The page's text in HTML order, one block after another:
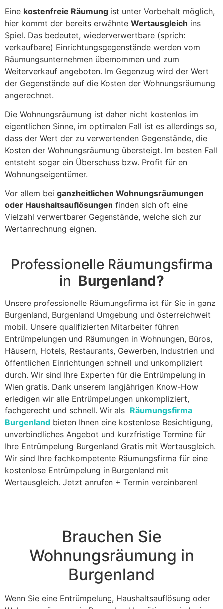
Eine kostenfreie Räumung ist unter Vorbehalt möglich,
hier kommt der bereits erwähnte Wertausgleich ins
Spiel. Das bedeutet, wiederverwertbare (sprich:
verkaufbare) Einrichtungsgegenstände werden vom
Räumungsunternehmen übernommen und zum
Weiterverkauf angeboten. Im Gegenzug wird der Wert
der Gegenstände auf die Kosten der Wohnungsräumung
angerechnet.
Die Wohnungsräumung ist daher nicht kostenlos im
eigentlichen Sinne, im optimalen Fall ist es allerdings so,
dass der Wert der zu verwertenden Gegenstände, die
Kosten der Wohnungsräumung übersteigt. Im besten Fall
entsteht sogar ein Überschuss bzw. Profit für en
Wohnungseigentümer.
Vor allem bei ganzheitlichen Wohnungsräumungen
oder Haushaltsauflösungen finden sich oft eine
Vielzahl verwertbarer Gegenstände, welche sich zur
Wertanrechnung eignen.
Professionelle Räumungsfirma
in Burgenland?
Unsere professionelle Räumungsfirma ist für Sie in ganz
Burgenland, Burgenland Umgebung und österreichweit
mobil. Unsere qualifizierten Mitarbeiter führen
Entrümpelungen und Räumungen in Wohnungen, Büros,
Häusern, Hotels, Restaurants, Gewerben, Industrien und
öffentlichen Einrichtungen schnell und unkompliziert
durch. Wir sind Ihre Experten für die Entrümpelung in
Wien gratis. Dank unserem langjährigen Know-How
erledigen wir alle Entrümpelungen unkompliziert,
fachgerecht und schnell. Wir als Räumungsfirma
Burgenland bieten Ihnen eine kostenlose Besichtigung,
unverbindliches Angebot und kurzfristige Termine für
Ihre Entrümpelung Burgenland Gratis mit Wertausgleich.
Wir sind Ihre fachkompetente Räumungsfirma für eine
kostenlose Entrümpelung in Burgenland mit
Wertausgleich. Jetzt anrufen + Termin vereinbaren!
Brauchen Sie
Wohnungsräumung in
Burgenland
Wenn Sie eine Entrümpelung, Haushaltsauflösung oder